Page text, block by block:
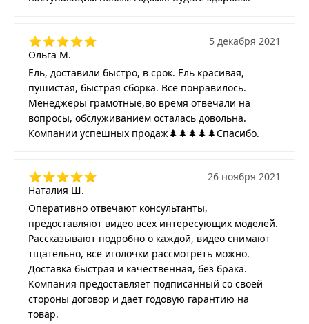
Ольга М.
5 декабря 2021
Ель, доставили быстро, в срок. Ель красивая,
пушистая, быстрая сборка. Все понравилось.
Менеджеры грамотные,во время отвечали на
вопросы, обслуживанием осталась довольна.
Компании успешных продаж🌲🌲🌲🌲🌲Спасибо.
Наталия Ш.
26 ноября 2021
Оперативно отвечают консультанты,
предоставляют видео всех интересующих моделей.
Рассказывают подробно о каждой, видео снимают
тщательно, все иголочки рассмотреть можно.
Доставка быстрая и качественная, без брака.
Компания предоставляет подписанный со своей
стороны договор и дает годовую гарантию на
товар.